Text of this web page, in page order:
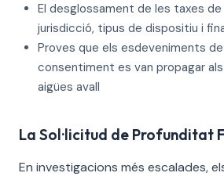
El desglossament de les taxes
jurisdicció, tipus de dispositiu i
Proves que els esdeveniments
consentiment es van propagar
aigües avall
La Sol·licitud de Profunditat
En investigacions més escalades,